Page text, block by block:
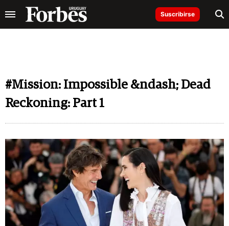
Suscribirse
#Mission: Impossible &ndash; Dead
Reckoning: Part 1